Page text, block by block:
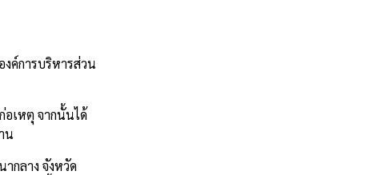
ค์การบริหารส่วน
อเหตุ จากนั้นได้
น
ากลาง จังหวัด